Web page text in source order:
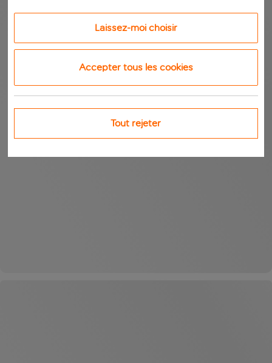
Laissez-moi choisir
Accepter tous les cookies
Tout rejeter